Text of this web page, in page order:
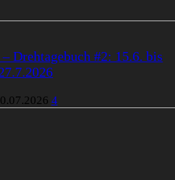
Drehtagebuch #2: 15.6. bis
4